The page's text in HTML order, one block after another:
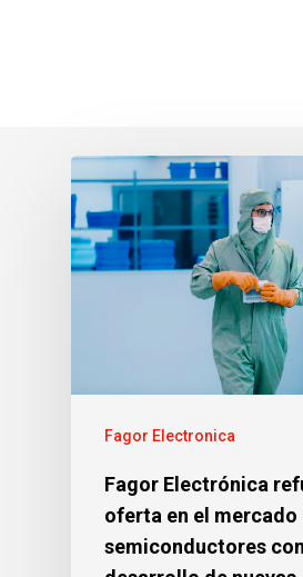
Fagor Electronica
Fagor Electrónica
oferta en el mercado
semiconductores